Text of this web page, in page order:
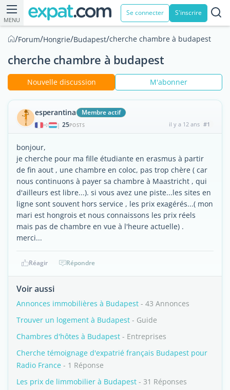
MENU
Se connecter S'inscrire
/Forum/Hongrie/Budapest/cherche chambre à budapest
cherche chambre à budapest
Nouvelle discussion M'abonner
esperantina Membre actif
| 25POSTS il y a 12 ans #1
bonjour,
je cherche pour ma fille étudiante en erasmus à partir
de fin aout , une chambre en coloc, pas trop chère ( car
nous continuons à payer sa chambre à Maastricht , qui
d'ailleurs est libre...). si vous avez une piste...les sites en
ligne sont souvent hors service , les prix exagérés...( mon
mari est hongrois et nous connaissons les prix réels
mais pas de chambre en vue à l'heure actuelle) .
merci...
Réagir Répondre
Voir aussi
Annonces immobilières à Budapest - 43 Annonces
Trouver un logement à Budapest - Guide
Chambres d'hôtes à Budapest - Entreprises
Cherche témoignage d'expatrié français Budapest pour
Radio France - 1 Réponse
Les prix de limmobilier à Budapest - 31 Réponses